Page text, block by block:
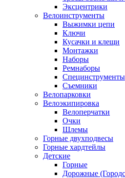
Эксцентрики
Велоинструменты
Выжимки цепи
Ключи
Кусачки и клещи
Монтажки
Наборы
Ремнаборы
Специнструменты
Съемники
Велопарковки
Велоэкипировка
Велоперчатки
Очки
Шлемы
Горные двухподвесы
Горные хардтейлы
Детские
Горные
Дорожные